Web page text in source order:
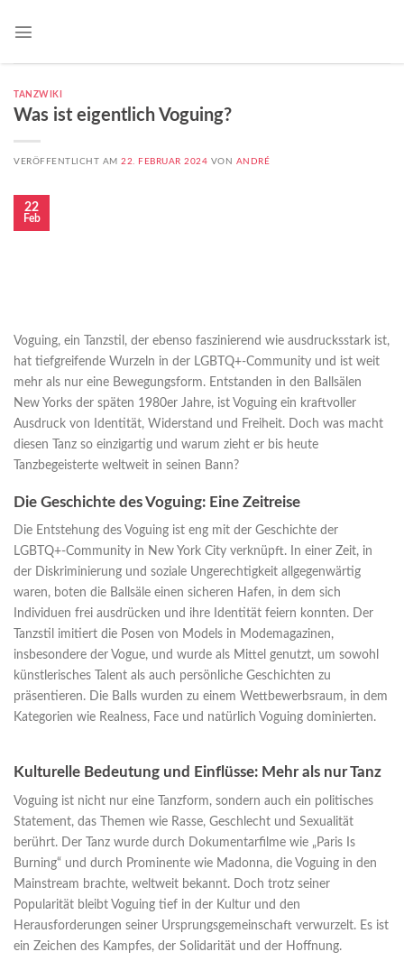
TANZWIKI
Was ist eigentlich Voguing?
VERÖFFENTLICHT AM22. FEBRUAR 2024 VON ANDRÉ
22
Feb
Voguing, ein Tanzstil, der ebenso faszinierend wie ausdrucksstark ist,
hat tiefgreifende Wurzeln in der LGBTQ+-Community und ist weit
mehr als nur eine Bewegungsform. Entstanden in den Ballsälen
New Yorks der späten 1980er Jahre, ist Voguing ein kraftvoller
Ausdruck von Identität, Widerstand und Freiheit. Doch was macht
diesen Tanz so einzigartig und warum zieht er bis heute
Tanzbegeisterte weltweit in seinen Bann?
Die Geschichte des Voguing: Eine Zeitreise
Die Entstehung des Voguing ist eng mit der Geschichte der
LGBTQ+-Community in New York City verknüpft. In einer Zeit, in
der Diskriminierung und soziale Ungerechtigkeit allgegenwärtig
waren, boten die Ballsäle einen sicheren Hafen, in dem sich
Individuen frei ausdrücken und ihre Identität feiern konnten. Der
Tanzstil imitiert die Posen von Models in Modemagazinen,
insbesondere der Vogue, und wurde als Mittel genutzt, um sowohl
künstlerisches Talent als auch persönliche Geschichten zu
präsentieren. Die Balls wurden zu einem Wettbewerbsraum, in dem
Kategorien wie Realness, Face und natürlich Voguing dominierten.
Kulturelle Bedeutung und Einflüsse: Mehr als nur Tanz
Voguing ist nicht nur eine Tanzform, sondern auch ein politisches
Statement, das Themen wie Rasse, Geschlecht und Sexualität
berührt. Der Tanz wurde durch Dokumentarfilme wie „Paris Is
Burning“ und durch Prominente wie Madonna, die Voguing in den
Mainstream brachte, weltweit bekannt. Doch trotz seiner
Popularität bleibt Voguing tief in der Kultur und den
Herausforderungen seiner Ursprungsgemeinschaft verwurzelt. Es ist
ein Zeichen des Kampfes, der Solidarität und der Hoffnung.